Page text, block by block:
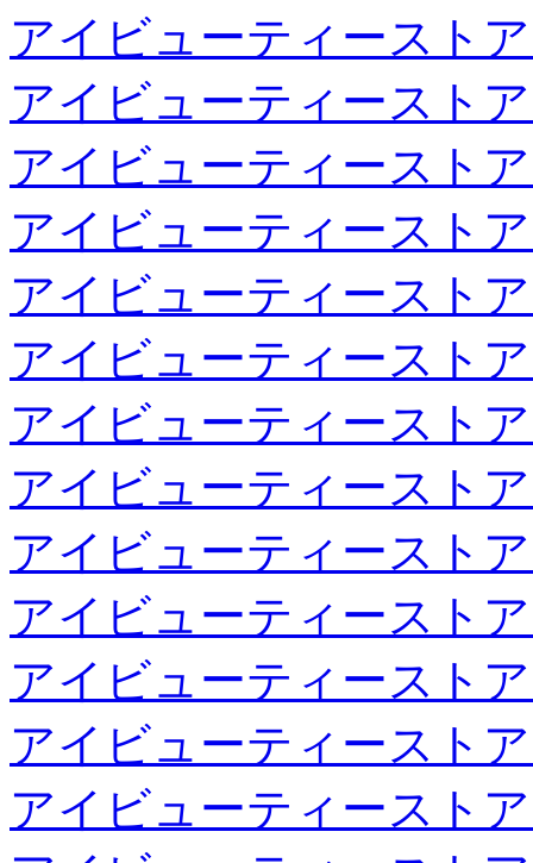
アイビューティースト
アイビューティースト
アイビューティースト
アイビューティースト
アイビューティースト
アイビューティースト
アイビューティースト
アイビューティースト
アイビューティースト
アイビューティースト
アイビューティースト
アイビューティースト
アイビューティースト